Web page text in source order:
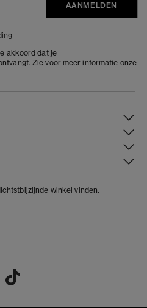
AANMELDEN
akkoord dat je
Zie voor meer informatie onze
winkel vinden.